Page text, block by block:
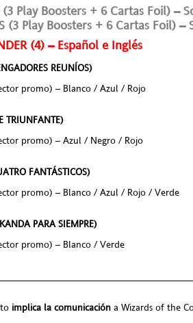
(3 Play Boosters + 6 Cartas Foil) –
(3 Play Boosters + 6 Cartas Foil)
(4) – Español e Inglés
REUNÍOS)
promo) – Blanco / Azul / Rojo
TRIUNFANTE)
promo) – Azul / Negro / Rojo
FANTÁSTICOS)
promo) – Blanco / Azul / Rojo / Verde
PARA SIEMPRE)
promo) – Blanco / Verde
implica la comunicación a Wizards of the